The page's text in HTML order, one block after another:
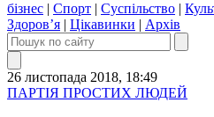
бізнес | Спорт | Суспільство |
Здоров’я | Цікавинки | Архів
26 листопада 2018, 18:49
ПАРТІЯ ПРОСТИХ ЛЮДЕЙ